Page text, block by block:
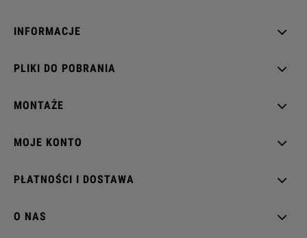
Karlik ICON pozostałe
INFORMACJE
PLIKI DO POBRANIA
MONTAŻE
MOJE KONTO
PŁATNOŚCI I DOSTAWA
O NAS